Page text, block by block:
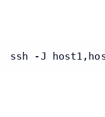
ssh -J